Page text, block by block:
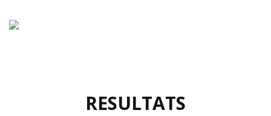
RESULTATS